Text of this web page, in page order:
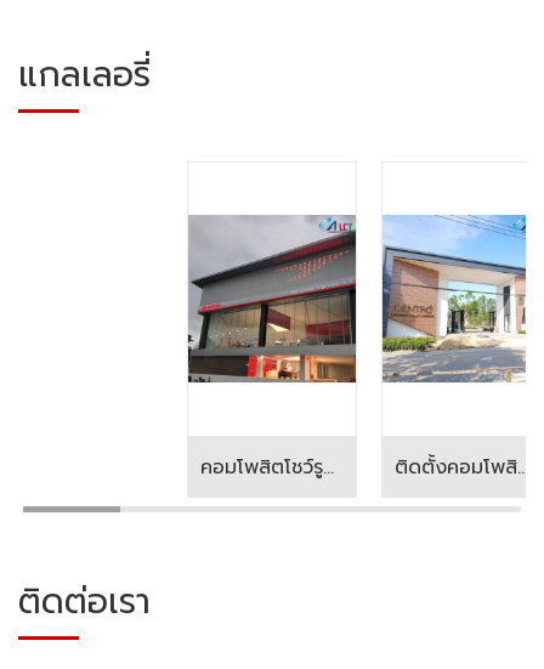
แกลเลอรี่
คอมโพสิตโชว์รูมรถยนต์ ติดตั้งคอมโพสิตหมู่บ้านจัดสรร
ติดต่อเรา